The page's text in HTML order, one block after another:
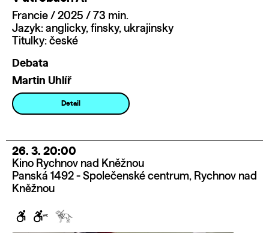
Francie / 2025 / 73 min.
Jazyk: anglicky, finsky, ukrajinsky
Titulky: české
Debata
Martin Uhlíř
Detail
26. 3. 20:00
Kino Rychnov nad Kněžnou
Panská 1492 - Společenské centrum, Rychnov nad
Kněžnou